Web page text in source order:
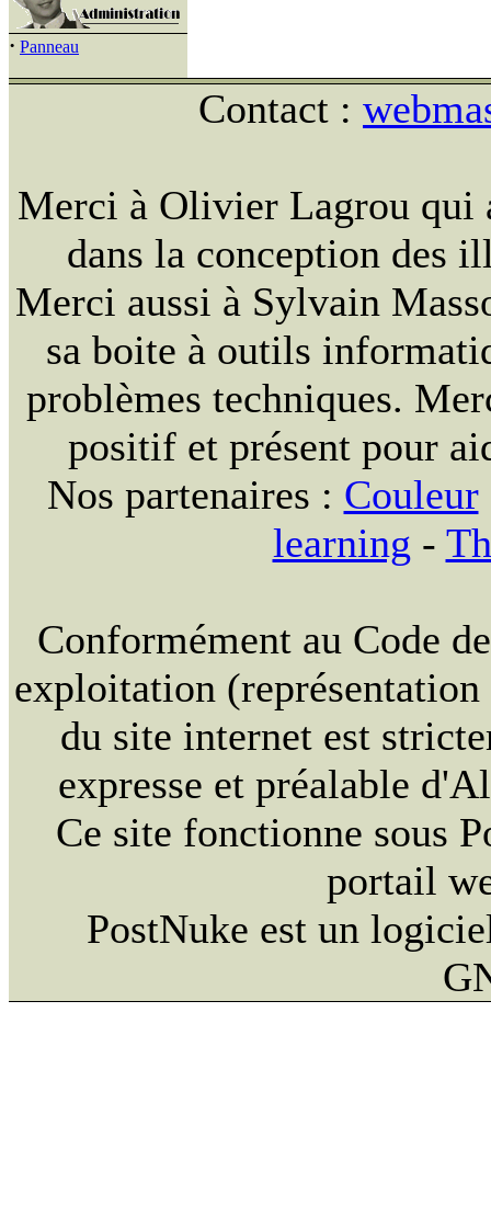
· Panneau
Contact :
Merci à Olivier Lagrou qui
dans la conception des
Merci aussi à Sylvain
sa boite à outils
problèmes techniques.
positif et présent pour
Nos partenaires : Couleur
learning -
Conformément au Code
exploitation
du site internet est
expresse et préalable
Ce site fonctionne sous
portail
PostNuke est un